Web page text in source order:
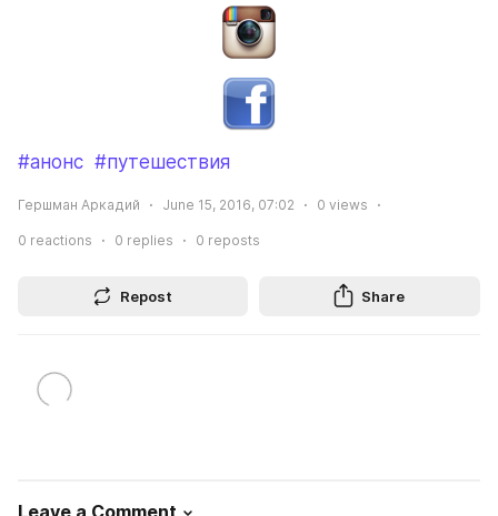
#анонс #путешествия
Гершман Аркадий June 15, 2016, 07:02 0 views
0 reactions 0 replies 0 reposts
Repost Share